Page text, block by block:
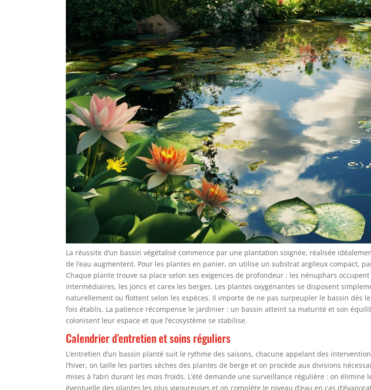
La réussite d’un bassin végétalisé commence par une plantation soignée, réalisée
de l’eau augmentent. Pour les plantes en panier, on utilise un substrat argileux compact,
Chaque plante trouve sa place selon ses exigences de profondeur : les nénuphars
intermédiaires, les joncs et carex les berges. Les plantes oxygénantes se disposent
naturellement ou flottent selon les espèces. Il importe de ne pas surpeupler le bassin dès
fois établis. La patience récompense le jardinier : un bassin atteint sa maturité et son
colonisent leur espace et que l’écosystème se stabilise.
Calendrier d’entretien et soins réguliers
L’entretien d’un bassin planté suit le rythme des saisons, chacune appelant des
l’hiver, on taille les parties sèches des plantes de berge et on procède aux divisions
mises à l’abri durant les mois froids. L’été demande une surveillance régulière : on
éventuelle des plantes les plus vigoureuses et on complète le niveau d’eau en cas